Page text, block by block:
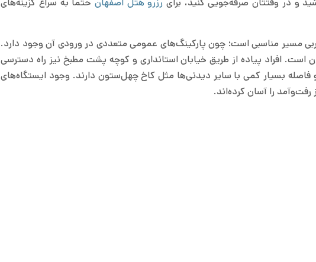
و در وقتتان صرفه‌جویی کنید، برای رزرو هتل اصفهانحتما به سراغ گزینه‌های
مسیر مناسبی است؛ چون پارکینگ‌های عمومی متعددی در ورودی آن وجود دارد.
افراد پیاده از طریق خیابان استانداری و کوچه پشت مطبخ نیز راه دسترسی
و فاصله بسیار کمی با سایر دیدنی‌ها مثل کاخ چهل‌ستون دارند. وجود ایستگاه‌های
را آسان کرده‌اند.